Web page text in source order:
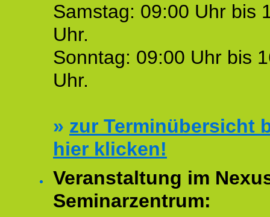
Samstag: 09:00 Uhr bis
Uhr.
Sonntag: 09:00 Uhr bis
Uhr.
» zur Terminübersicht
hier klicken!
Veranstaltung im
Seminarzentrum: